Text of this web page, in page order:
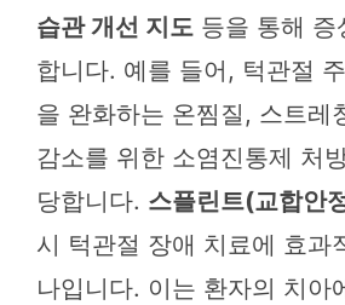
습관 개선 지도 등을 통해 증
합니다. 예를 들어, 턱관절
을 완화하는 온찜질, 스트레
감소를 위한 소염진통제 처
당합니다. 스플린트(교합안
시 턱관절 장애 치료에 효과
나입니다. 이는 환자의 치아